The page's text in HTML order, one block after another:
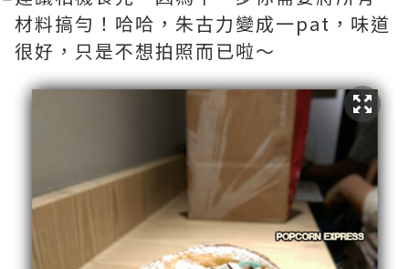
材料搞勻！哈哈，朱古力變成一pat，味道
很好，只是不想拍照而已啦～